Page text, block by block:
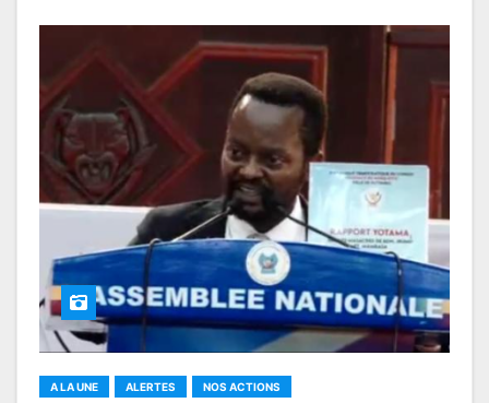
A LA UNE ALERTES NOS ACTIONS